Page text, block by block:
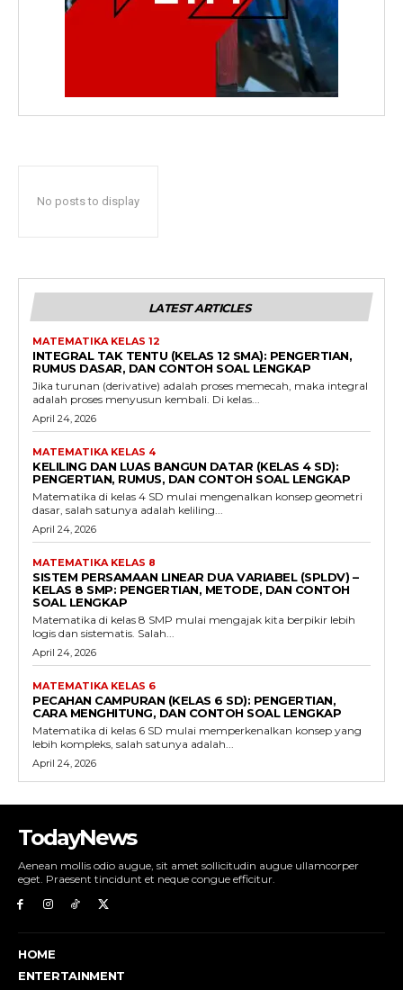
No posts to display
LATEST ARTICLES
MATEMATIKA KELAS 12
INTEGRAL TAK TENTU (KELAS 12 SMA): PENGERTIAN,
RUMUS DASAR, DAN CONTOH SOAL LENGKAP
Jika turunan (derivative) adalah proses memecah, maka integral
adalah proses menyusun kembali. Di kelas...
April 24, 2026
MATEMATIKA KELAS 4
KELILING DAN LUAS BANGUN DATAR (KELAS 4 SD):
PENGERTIAN, RUMUS, DAN CONTOH SOAL LENGKAP
Matematika di kelas 4 SD mulai mengenalkan konsep geometri
dasar, salah satunya adalah keliling...
April 24, 2026
MATEMATIKA KELAS 8
SISTEM PERSAMAAN LINEAR DUA VARIABEL (SPLDV) –
KELAS 8 SMP: PENGERTIAN, METODE, DAN CONTOH
SOAL LENGKAP
Matematika di kelas 8 SMP mulai mengajak kita berpikir lebih
logis dan sistematis. Salah...
April 24, 2026
MATEMATIKA KELAS 6
PECAHAN CAMPURAN (KELAS 6 SD): PENGERTIAN,
CARA MENGHITUNG, DAN CONTOH SOAL LENGKAP
Matematika di kelas 6 SD mulai memperkenalkan konsep yang
lebih kompleks, salah satunya adalah...
April 24, 2026
TodayNews
Aenean mollis odio augue, sit amet sollicitudin augue ullamcorper
eget. Praesent tincidunt et neque congue efficitur.
HOME
ENTERTAINMENT